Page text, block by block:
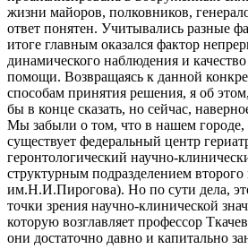
жизни майоров, полковников,
ответ понятен. Учитывались разные
итоге главным оказался фактор
динамического наблюдения и
помощи. Возвращаясь к данной
способам принятия решения, я об
бы в конце сказать, но сейчас,
Мы забыли о том, что в нашем городе,
существует федеральный центр
геронтологический научно-
структурным подразделением
им.Н.И.Пирогова). Но по сути дела,
точки зрения научно-клинической
которую возглавляет профессор
они достаточно давно и капитально